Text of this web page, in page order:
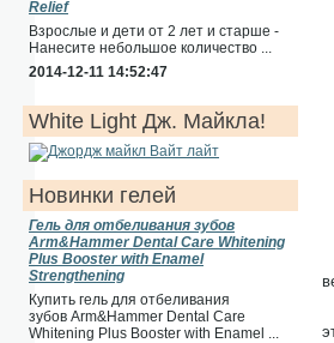
Relief
Взрослые и дети от 2 лет и старше -
Нанесите небольшое количество ...
2014-12-11 14:52:47
White Light Дж. Майкла!
Новинки гелей
Гель для отбеливания зубов
Arm&Hammer Dental Care Whitening
Plus Booster with Enamel
Strengthening
Купить гель для отбеливания
зубов Arm&Hammer Dental Care
Whitening Plus Booster with Enamel ...